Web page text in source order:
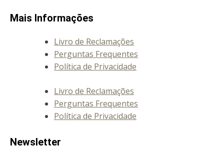
Mais Informações
Livro de Reclamações
Perguntas Frequentes
Política de Privacidade
Livro de Reclamações
Perguntas Frequentes
Política de Privacidade
Newsletter